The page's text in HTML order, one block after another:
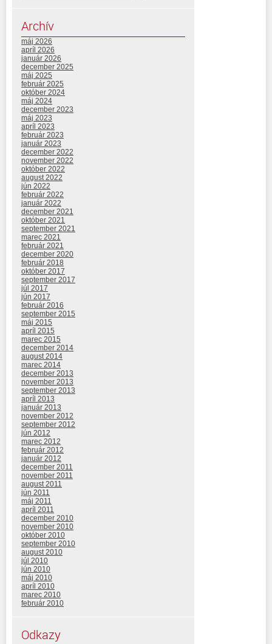
Archív
máj 2026
apríl 2026
január 2026
december 2025
máj 2025
február 2025
október 2024
máj 2024
december 2023
máj 2023
apríl 2023
február 2023
január 2023
december 2022
november 2022
október 2022
august 2022
jún 2022
február 2022
január 2022
december 2021
október 2021
september 2021
marec 2021
február 2021
december 2020
február 2018
október 2017
september 2017
júl 2017
jún 2017
február 2016
september 2015
máj 2015
apríl 2015
marec 2015
december 2014
august 2014
marec 2014
december 2013
november 2013
september 2013
apríl 2013
január 2013
november 2012
september 2012
jún 2012
marec 2012
február 2012
január 2012
december 2011
november 2011
august 2011
jún 2011
máj 2011
apríl 2011
december 2010
november 2010
október 2010
september 2010
august 2010
júl 2010
jún 2010
máj 2010
apríl 2010
marec 2010
február 2010
Odkazy